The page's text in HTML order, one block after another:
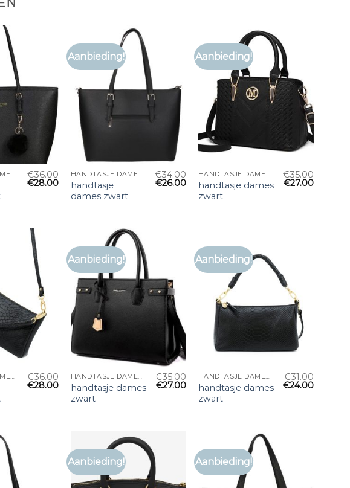
HANDTASJE DAMES ZWART €36.00
€28.00
Aanbieding!
HANDTASJE DAMES ZWART
handtasje
dames zwart
€34.00
€26.00
Aanbieding!
HANDTASJE DAMES ZWART
handtasje dames
zwart
€35.00
€27.00
HANDTASJE DAMES ZWART €36.00
€28.00
Aanbieding!
HANDTASJE DAMES ZWART
handtasje dames
zwart
€35.00
€27.00
Aanbieding!
HANDTASJE DAMES ZWART
handtasje dames
zwart
€31.00
€24.00
Aanbieding! Aanbieding!